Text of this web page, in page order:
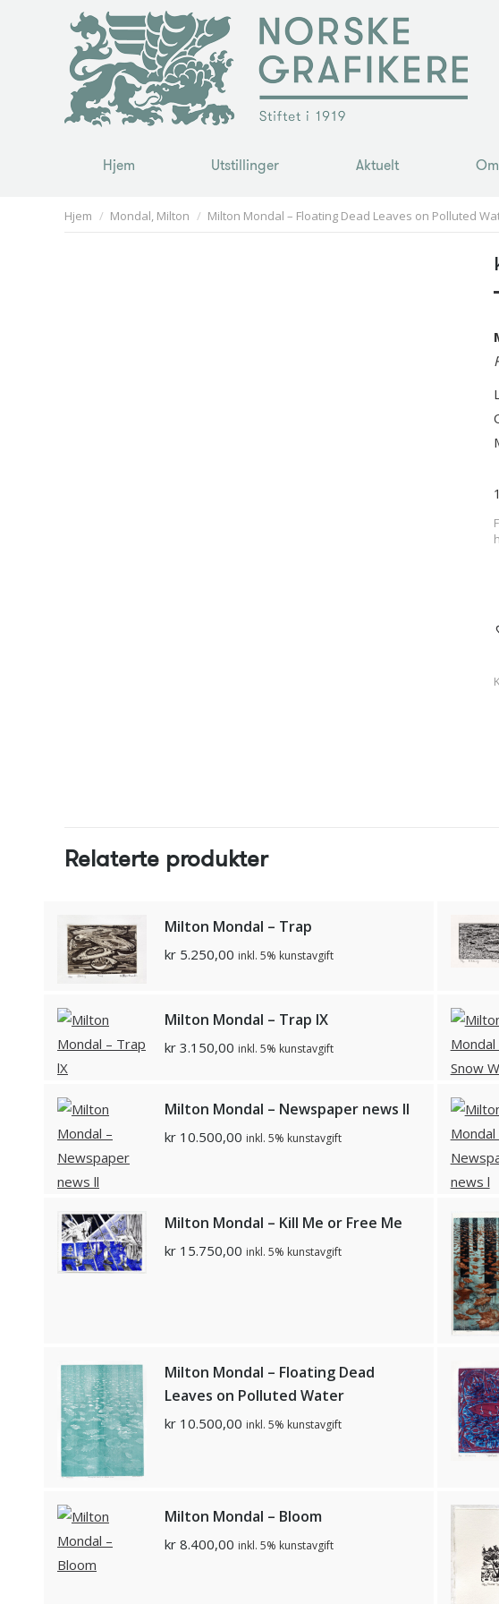
Hjem Utstillinger Aktuelt
You are here:
Hjem Mondal, Milton Milton Mondal – Floating Dead Leaves on Polluted
Relaterte produkter
Milton Mondal – Trap
kr 5.250,00 inkl. 5% kunstavgift
Milton Mondal – Trap lX
kr 3.150,00 inkl. 5% kunstavgift
Milton Mondal – Newspaper news ll
kr 10.500,00 inkl. 5% kunstavgift
Milton Mondal – Kill Me or Free Me
kr 15.750,00 inkl. 5% kunstavgift
Milton Mondal – Floating Dead
Leaves on Polluted Water
kr 10.500,00 inkl. 5% kunstavgift
Milton Mondal – Bloom
kr 8.400,00 inkl. 5% kunstavgift
Hjem Utstillinger Aktuelt